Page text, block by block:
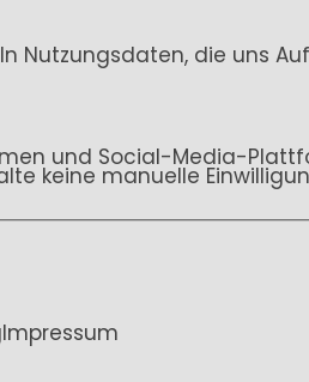
Nutzungsdaten, die uns
und Social-Media-
keine manuelle
Impressum